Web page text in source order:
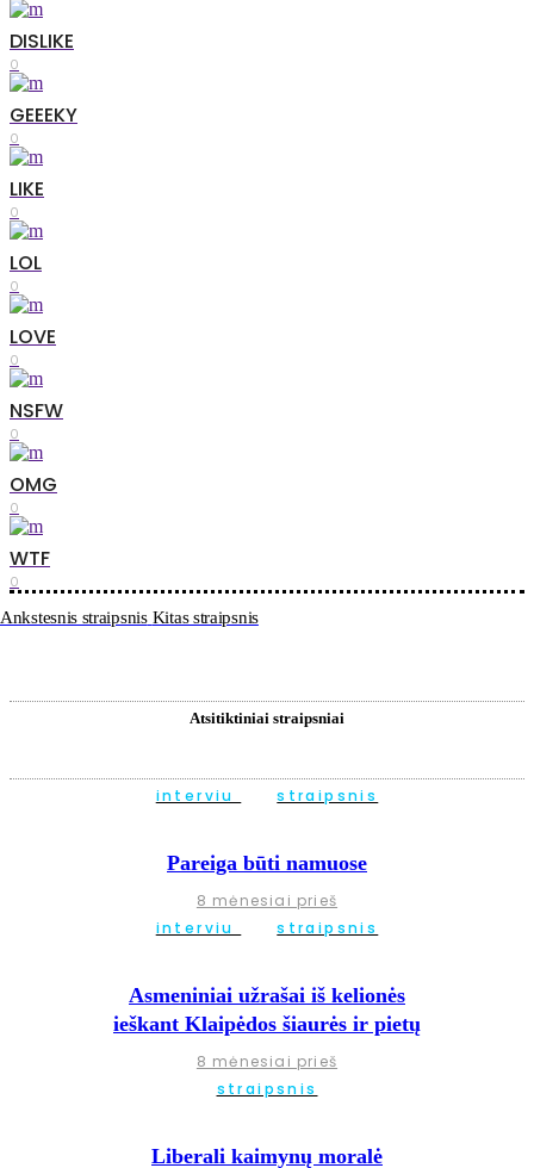
DISLIKE
0
GEEEKY
0
LIKE
0
LOL
0
LOVE
0
NSFW
0
OMG
0
WTF
0
Ankstesnis straipsnis Kitas straipsnis
Atsitiktiniai straipsniai
interviu straipsnis
Pareiga būti namuose
8 mėnesiai prieš
interviu
straipsnis
Asmeniniai užrašai iš kelionės
ieškant Klaipėdos šiaurės ir pietų
8 mėnesiai prieš
straipsnis
Liberali kaimynų moralė